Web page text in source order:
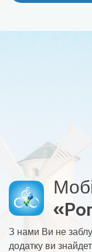
З нами Ви не
додатку ви